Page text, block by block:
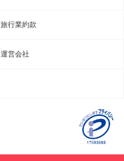
旅行業約款
運営会社